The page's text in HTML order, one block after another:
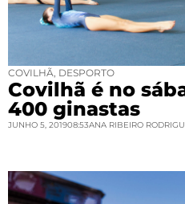
COVILHÃ, DESPORTO
Covilhã é no
400 ginastas
JUNHO 5, 201908:53ANA RIBEIRO